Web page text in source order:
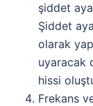
şiddet
Şiddet
olarak
uyaracak
hissi
Frekans